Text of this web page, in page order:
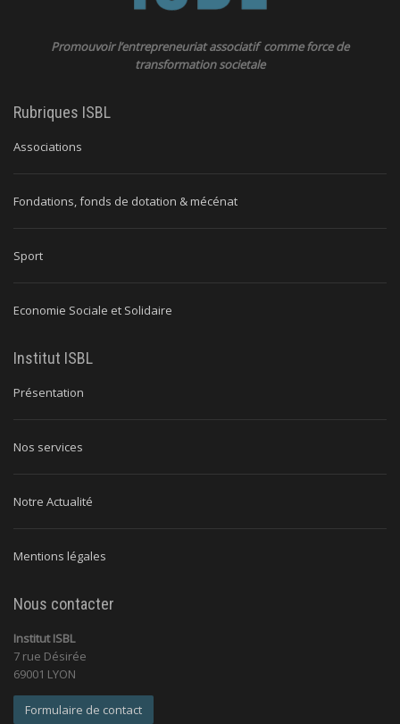
Promouvoir l’entrepreneuriat associatif comme force de
transformation societale
Rubriques ISBL
Associations
Fondations, fonds de dotation & mécénat
Sport
Economie Sociale et Solidaire
Institut ISBL
Présentation
Nos services
Notre Actualité
Mentions légales
Nous contacter
Institut ISBL
7 rue Désirée
69001 LYON
Formulaire de contact